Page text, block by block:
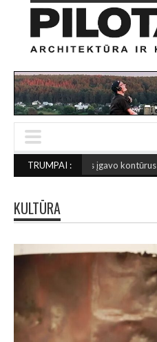
TRUMPAI :
įgavo kontūrus (2026 rugpjūčio 6)
KULTŪRA